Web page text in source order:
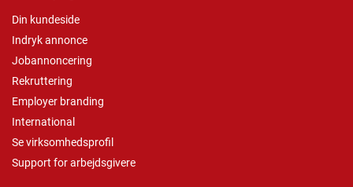
Din kundeside
Indryk annonce
Jobannoncering
Rekruttering
Employer branding
International
Se virksomhedsprofil
Support for arbejdsgivere